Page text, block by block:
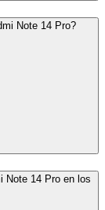
Note 14 Pro?
Note 14 Pro en los